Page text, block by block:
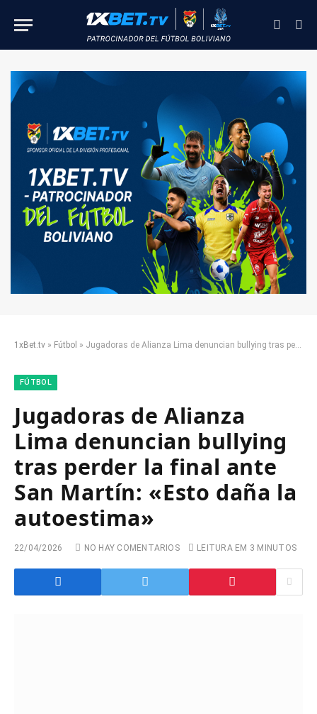
1xBet.tv » Fútbol » Jugadoras de Alianza Lima denuncian bullying tras perder la final ante San Martín: «Esto daña la autoestima»
FÚTBOL
Jugadoras de Alianza
Lima denuncian bullying
tras perder la final ante
San Martín: «Esto daña la
autoestima»
22/04/2026 NO HAY COMENTARIOS LEITURA EM 3 MINUTOS